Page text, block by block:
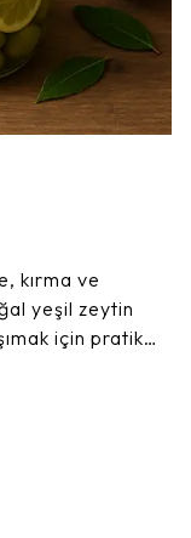
kırma ve
yeşil zeytin
için pratik